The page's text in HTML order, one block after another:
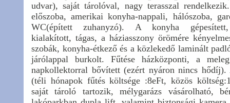
udvar), saját tárolóval, nagy terasszal
előszoba, amerikai konyha-nappali, hálószoba,
WC(épített zuhanyzó). A konyha gépesített,
kialakított, tágas, a háziasszony örömére
szobák, konyha-étkező és a közlekedő laminált
járólappal burkolt. Fűtése házközponti, a
napkollektorral bővített (ezért nyáron nincs hődíj).
(téli hónapok fűtés költsége :8eFt, közös
saját tároló tartozik, mélygarázs vásárolható,